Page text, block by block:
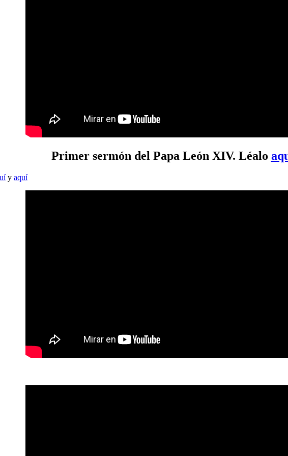
Primer sermón del Papa León XIV. Léalo
y aquí